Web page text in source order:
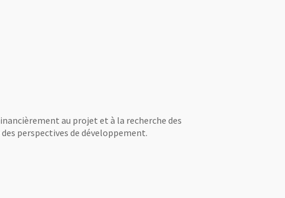
au projet et à la recherche des
perspectives de développement.